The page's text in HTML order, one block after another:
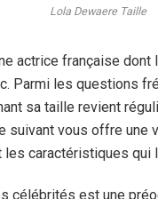
Lola Dewaere Taille
actrice française dont
Parmi les questions
sa taille revient
suivant vous offre une
caractéristiques qui
célébrités est une